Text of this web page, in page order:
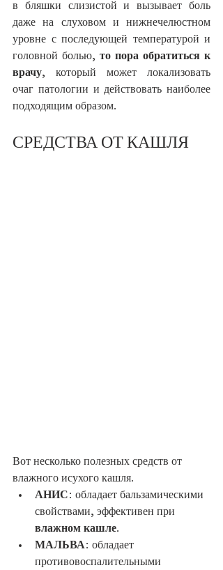
в бляшки слизистой и вызывает боль
даже на слуховом и нижнечелюстном
уровне с последующей температурой и
головной болью, то пора обратиться к
врачу, который может локализовать
очаг патологии и действовать наиболее
подходящим образом.
СРЕДСТВА ОТ КАШЛЯ
Вот несколько полезных средств от
влажного исухого кашля.
АНИС: обладает бальзамическими
свойствами, эффективен при
влажном кашле.
МАЛЬВА: обладает
противовоспалительными